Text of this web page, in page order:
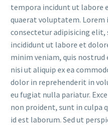
tempora incidunt ut labore
quaerat voluptatem.
consectetur adipisicing elit,
incididunt ut labore et
minim veniam, quis
nisi ut aliquip ex ea
dolor in reprehenderit in
eu fugiat nulla pariatur.
non proident, sunt in culpa
id est laborum. Sed ut